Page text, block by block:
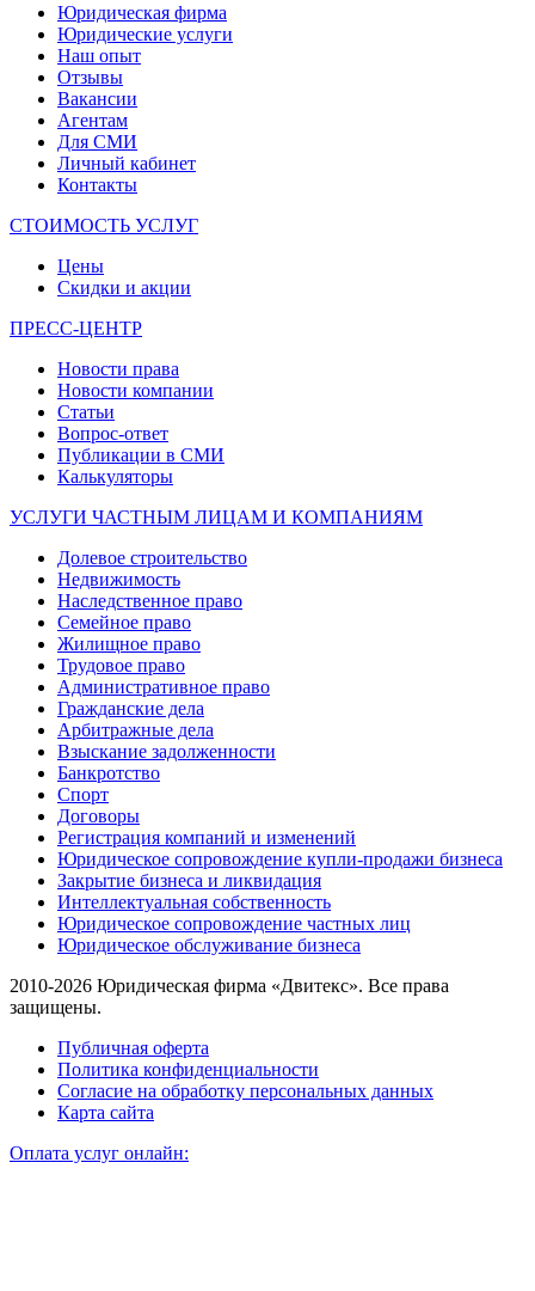
Юридическая фирма
Юридические услуги
Наш опыт
Отзывы
Вакансии
Агентам
Для СМИ
Личный кабинет
Контакты
СТОИМОСТЬ УСЛУГ
Цены
Скидки и акции
ПРЕСС-ЦЕНТР
Новости права
Новости компании
Статьи
Вопрос-ответ
Публикации в СМИ
Калькуляторы
УСЛУГИ ЧАСТНЫМ ЛИЦАМ И КОМПАНИЯМ
Долевое строительство
Недвижимость
Наследственное право
Семейное право
Жилищное право
Трудовое право
Административное право
Гражданские дела
Арбитражные дела
Взыскание задолженности
Банкротство
Спорт
Договоры
Регистрация компаний и изменений
Юридическое сопровождение купли-продажи бизнеса
Закрытие бизнеса и ликвидация
Интеллектуальная собственность
Юридическое сопровождение частных лиц
Юридическое обслуживание бизнеса
2010-2026 Юридическая фирма «Двитекс». Все права
защищены.
Публичная оферта
Политика конфиденциальности
Согласие на обработку персональных данных
Карта сайта
Оплата услуг онлайн: